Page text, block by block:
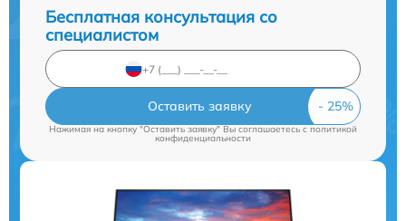
Бесплатная консультация со
специалистом
Оставить заявку
Нажимая на кнопку "Оставить заявку" Вы соглашаетесь cполитикой
конфиденциальности